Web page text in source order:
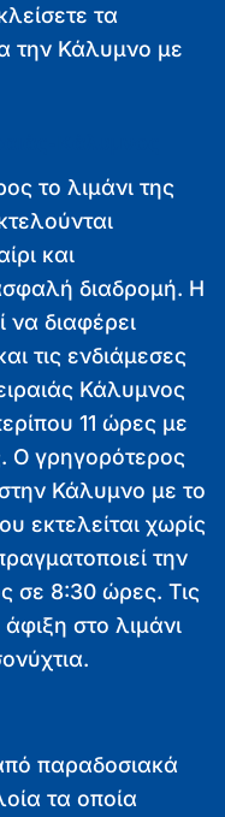
τα
την Κάλυμνο με
το λιμάνι της
και
διαδρομή. Η
να διαφέρει
τις ενδιάμεσες
Κάλυμνος
11 ώρες με
Ο γρηγορότερος
Κάλυμνο με το
εκτελείται χωρίς
την
σε 8:30 ώρες. Τις
στο λιμάνι
παραδοσιακά
τα οποία